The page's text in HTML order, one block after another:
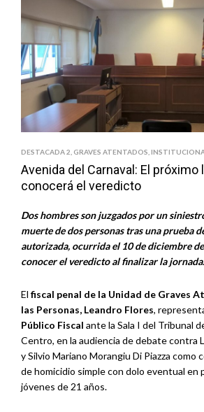
DESTACADA 2, GRAVES ATENTADOS,
Avenida del Carnaval: El próximo
conocerá el veredicto
Dos hombres son juzgados por un
muerte de dos personas tras una prueba
autorizada, ocurrida el 10 de diciembre
conocer el veredicto al finalizar la jornada.
El fiscal penal de la Unidad de Graves
las Personas, Leandro Flores,
Público Fiscal ante la Sala I del Tribunal
Centro, en la audiencia de debate contra
y Silvio Mariano Morangiu Di Piazza como
de homicidio simple con dolo eventual en
jóvenes de 21 años.